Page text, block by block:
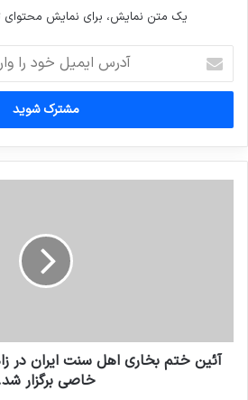
یک متن نمایش، برای نمایش
ایمیل
خود
وارد
کنید
آئین ختم بخاری اهل سنت ایران در
خاصی برگزار